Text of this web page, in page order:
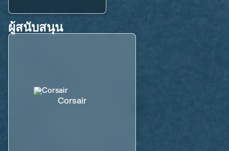
ผู้สนับสนุน
Corsair